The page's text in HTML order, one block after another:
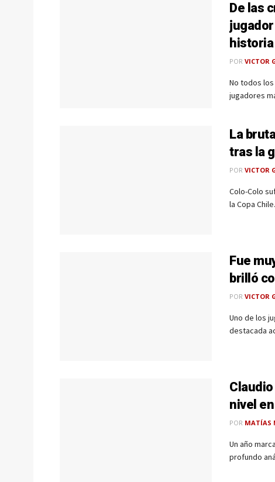
De las
historia
POR VICTOR
No todos
jugadores
La
tras la
POR VICTOR
Colo-Colo
la Copa
Fue
brilló
POR VICTOR
Uno de los
destacada
nivel
POR MATÍAS
Un año
profundo